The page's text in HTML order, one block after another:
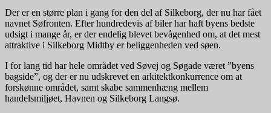
Der er en større plan i gang for den del af Silkeborg, der nu har fået
navnet Søfronten. Efter hundredevis af biler har haft byens bedste
udsigt i mange år, er der endelig blevet bevågenhed om, at det mest
attraktive i Silkeborg Midtby er beliggenheden ved søen.
I for lang tid har hele området ved Søvej og Søgade været ”byens
bagside”, og der er nu udskrevet en arkitektkonkurrence om at
forskønne området, samt skabe sammenhæng mellem
handelsmiljøet, Havnen og Silkeborg Langsø.